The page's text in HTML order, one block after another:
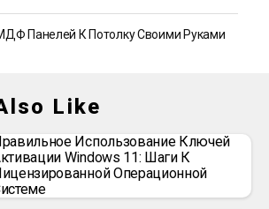
Панелей К Потолку Своими Руками
Like
Использование Ключей
Windows 11: Шаги К
Операционной